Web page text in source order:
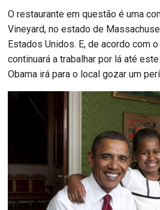
O restaurante em questão é uma
Vineyard, no estado de
Estados Unidos. E, de acordo com
continuará a trabalhar por lá até
Obama irá para o local gozar um